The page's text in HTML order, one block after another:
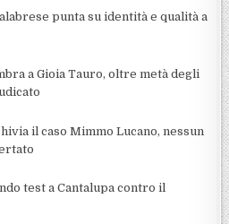
punta su identità e qualità a
a Gioia Tauro, oltre metà degli
il caso Mimmo Lucano, nessun
test a Cantalupa contro il